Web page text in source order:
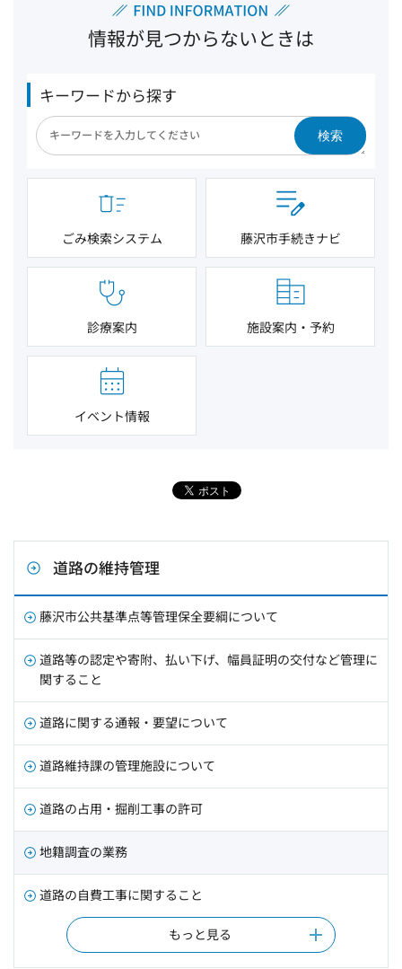
情報が見つからないときは
キーワードから探す
検索
ごみ検索システム 藤沢市手続きナビ
診療案内 施設案内・予約
イベント情報
道路の維持管理
藤沢市公共基準点等管理保全要綱について
道路等の認定や寄附、払い下げ、幅員証明の交付など管理に
関すること
道路に関する通報・要望について
道路維持課の管理施設について
道路の占用・掘削工事の許可
地籍調査の業務
道路の自費工事に関すること
もっと見る